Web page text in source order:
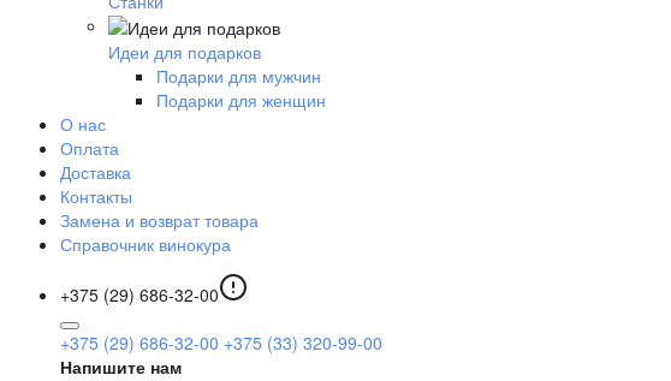
Идеи для подарков
Подарки для мужчин
Подарки для женщин
О нас
Оплата
Доставка
Контакты
Замена и возврат товара
Справочник винокура
+375 (29) 686-32-00
+375 (29) 686-32-00 +375 (33) 320-99-00
Напишите нам